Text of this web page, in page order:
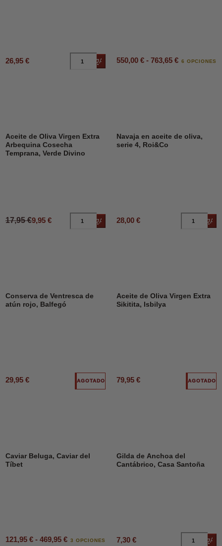
26,95 € Añadir al carrito
550,00 € - 763,65 € 6 OPCIONES
DESCUENTO45%
Aceite de Oliva Virgen Extra
Arbequina Cosecha
Temprana, Verde Divino
17,95 €9,95 € Añadir al carrito
Navaja en aceite de oliva,
serie 4, Roi&Co
28,00 €
Conserva de Ventresca de
atún rojo, Balfegó
29,95 € AGOTADO
Aceite de Oliva Virgen Extra
Sikitita, Isbilya
79,95 € AGOTADO
Caviar Beluga, Caviar del
Tíbet
121,95 € - 469,95 € 3 OPCIONES
Gilda de Anchoa del
Cantábrico, Casa Santoña
7,30 €